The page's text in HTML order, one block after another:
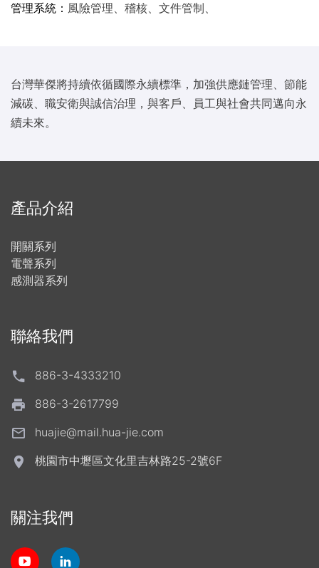
管理系統： 風險管理、稽核、文件管制、
台灣華傑將持續依循國際永續標準，加強供應鏈管理、節能
減碳、職安衛與誠信治理，與客戶、員工與社會共同邁向永
續未來。
產品介紹
開關系列
電聲系列
感測器系列
聯絡我們
886-3-4333210
886-3-2617799
huajie@mail.hua-jie.com
桃園市中壢區文化里吉林路25-2號6F
關注我們